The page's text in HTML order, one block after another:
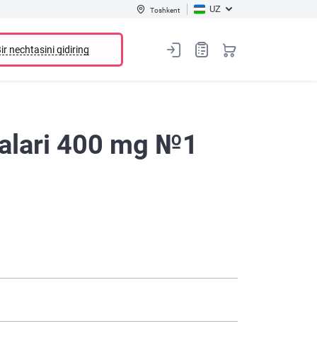
Toshkent UZ
nechtasini qidiring
400 mg №1